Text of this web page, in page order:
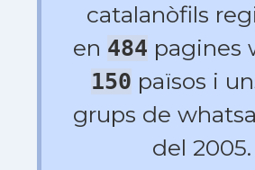
catalanòfils
en 484 pagines
150 països i
grups de
del 2005.